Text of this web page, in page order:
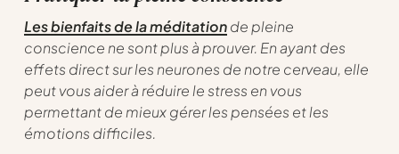
Les bienfaits de la méditationde pleine
conscience ne sont plus à prouver. En ayant des
effets direct sur les neurones de notre cerveau, elle
peut vous aider à réduire le stress en vous
permettant de mieux gérer les pensées et les
émotions difficiles.